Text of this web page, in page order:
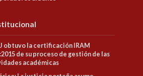
obtuvo la certificación IRAM
de su proceso de gestión de las
académicas